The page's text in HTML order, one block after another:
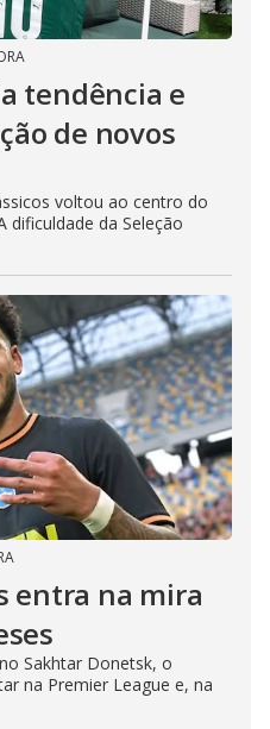
tendência e
de novos
voltou ao centro do
dificuldade da Seleção
entra na mira
Sakhtar Donetsk, o
na Premier League e, na